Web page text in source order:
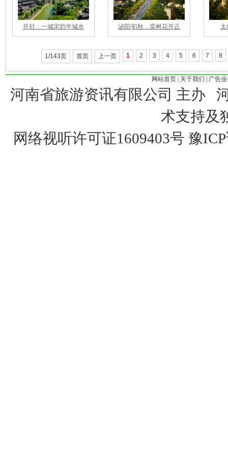
开封：一城宋韵半城水 泌阳|初秋，栾树花开正 太
1/143页 首页 上一页 1 2 3 4 5 6 7 8
网站首页 关于我们 广告
河南省旅游资讯有限公司 主办
术支持及
网络视听许可证1609403号 豫